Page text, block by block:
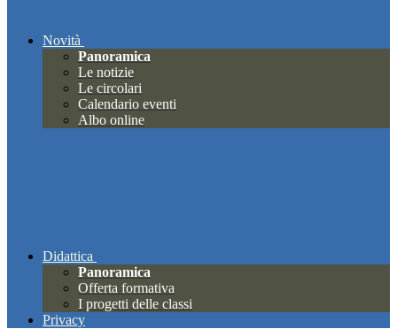
Novità
Panoramica
Le notizie
Le circolari
Calendario eventi
Albo online
Didattica
Panoramica
Offerta formativa
I progetti delle classi
Privacy